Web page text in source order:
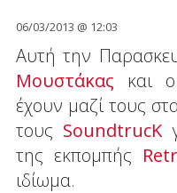
06/03/2013 @ 12:03
Αυτή την
Μουστάκας και ο
έχουν μαζί τους
τους SoundtrucK
της εκπομπής
ιδίωμα.